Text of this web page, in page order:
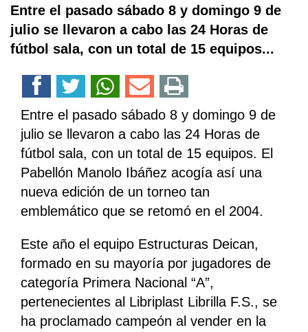
Entre el pasado sábado 8 y domingo 9 de
julio se llevaron a cabo las 24 Horas de
fútbol sala, con un total de 15 equipos...
Entre el pasado sábado 8 y domingo 9 de
julio se llevaron a cabo las 24 Horas de
fútbol sala, con un total de 15 equipos. El
Pabellón Manolo Ibáñez acogía así una
nueva edición de un torneo tan
emblemático que se retomó en el 2004.
Este año el equipo Estructuras Deican,
formado en su mayoría por jugadores de
categoría Primera Nacional “A”,
pertenecientes al Libriplast Librilla F.S., se
ha proclamado campeón al vender en la